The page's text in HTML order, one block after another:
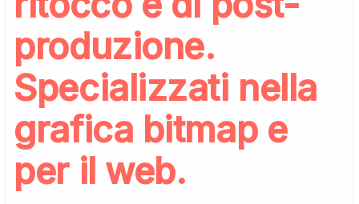
produzione.
Specializzati nella
grafica bitmap e
per il web.